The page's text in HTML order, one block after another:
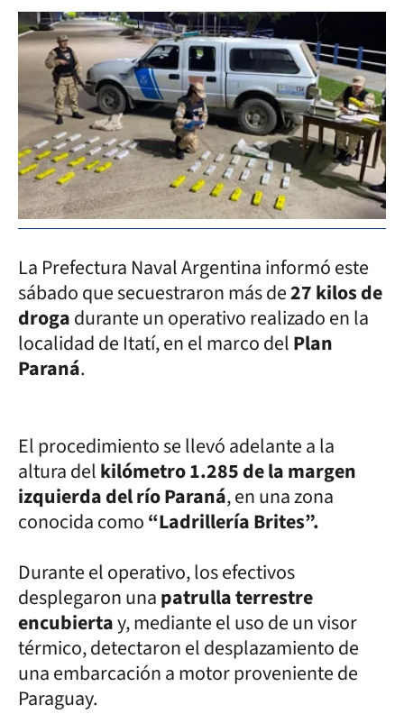
La Prefectura Naval Argentina informó este
sábado que secuestraron más de27 kilos de
drogadurante un operativo realizado en la
localidad de Itatí, en el marco delPlan
Paraná.
El procedimiento se llevó adelante a la
altura delkilómetro 1.285 de la margen
izquierda del río Paraná, en una zona
conocida como“Ladrillería Brites”.
Durante el operativo, los efectivos
desplegaron unapatrulla terrestre
encubiertay, mediante el uso de un visor
térmico, detectaron el desplazamiento de
una embarcación a motor proveniente de
Paraguay.